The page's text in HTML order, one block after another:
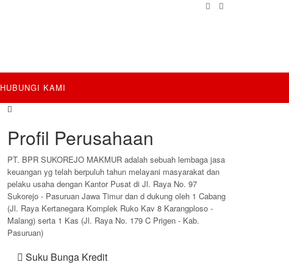
HUBUNGI KAMI
Profil Perusahaan
PT. BPR SUKOREJO MAKMUR adalah sebuah lembaga jasa
keuangan yg telah berpuluh tahun melayani masyarakat dan
pelaku usaha dengan Kantor Pusat di Jl. Raya No. 97
Sukorejo - Pasuruan Jawa Timur dan d dukung oleh 1 Cabang
(Jl. Raya Kertanegara Komplek Ruko Kav 8 Karangploso -
Malang) serta 1 Kas (Jl. Raya No. 179 C Prigen - Kab.
Pasuruan)
Suku Bunga Kredit